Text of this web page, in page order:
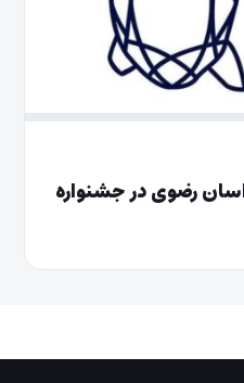
از خراسان رضوی در جشنواره